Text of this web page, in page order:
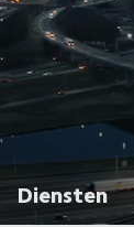
Diensten